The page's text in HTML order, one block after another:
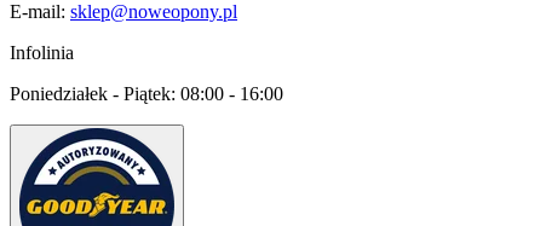
E-mail: sklep@noweopony.pl
Infolinia
Poniedziałek - Piątek: 08:00 - 16:00